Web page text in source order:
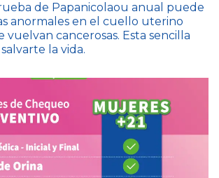
de Papanicolaou anual puede
anormales en el cuello uterino
vuelvan cancerosas. Esta sencilla
la vida.